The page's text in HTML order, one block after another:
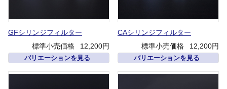
GFシリンジフィルター
標準小売価格
12,200円
バリエーションを見る
CAシリンジフィルター
標準小売価格
12,200円
バリエーションを見る